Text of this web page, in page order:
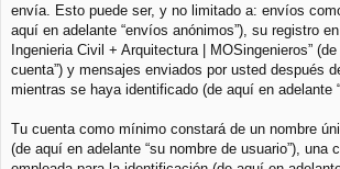
envía. Esto puede ser, y no limitado a: envíos
aquí en adelante “envíos anónimos”), su registro
Ingenieria Civil + Arquitectura | MOSingenieros”
cuenta”) y mensajes enviados por usted después
mientras se haya identificado (de aquí en adelante
Tu cuenta como mínimo constará de un nombre
(de aquí en adelante “su nombre de usuario”), una